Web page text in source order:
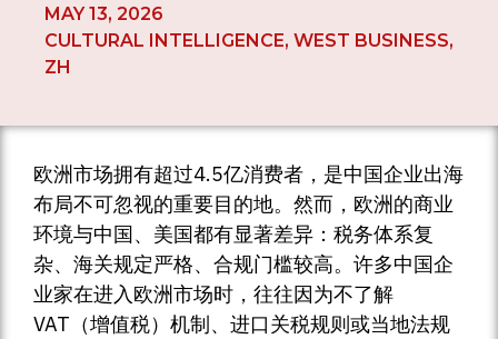
MAY 13, 2026
CULTURAL INTELLIGENCE, WEST BUSINESS,
ZH
欧洲市场拥有超过4.5亿消费者，是中国企业出海
布局不可忽视的重要目的地。然而，欧洲的商业
环境与中国、美国都有显著差异：税务体系复
杂、海关规定严格、合规门槛较高。许多中国企
业家在进入欧洲市场时，往往因为不了解
VAT（增值税）机制、进口关税规则或当地法规